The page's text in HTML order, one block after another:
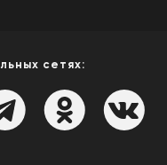
сетях: